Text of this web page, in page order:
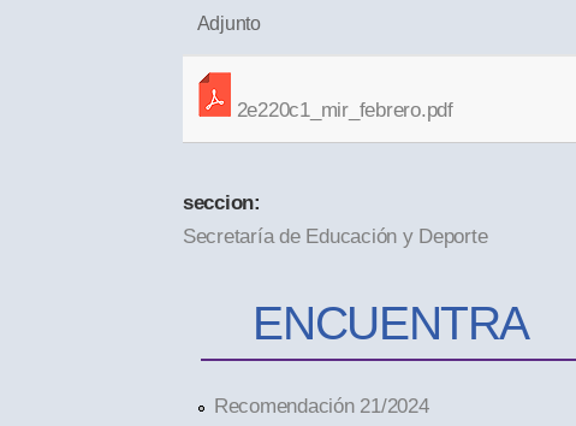
Adjunto
2e220c1_mir_febrero.pdf
seccion:
Secretaría de Educación y Deporte
ENCUENTRA
Recomendación 21/2024